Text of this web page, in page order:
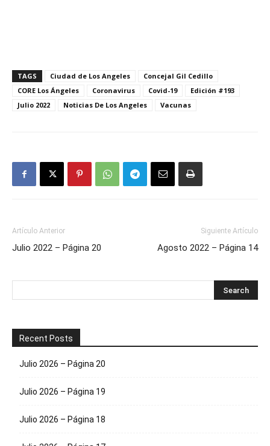
TAGS Ciudad de Los Angeles
Concejal Gil Cedillo
CORE Los Ángeles
Coronavirus Covid-19
Edición #193
Julio 2022
Noticias De Los Angeles Vacunas
Artículo Anterior
Julio 2022 – Página 20
Siguiente Artículo
Agosto 2022 – Página 14
Recent Posts
Julio 2026 – Página 20
Julio 2026 – Página 19
Julio 2026 – Página 18